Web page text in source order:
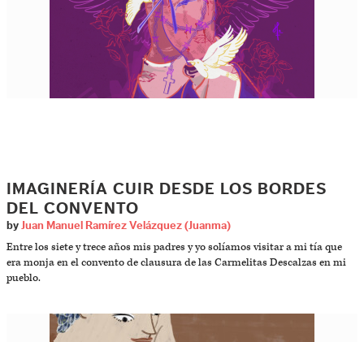
IMAGINERÍA CUIR DESDE LOS BORDES
DEL CONVENTO
by Juan Manuel Ramírez Velázquez (Juanma)
Entre los siete y trece años mis padres y yo solíamos visitar a mi tía que
era monja en el convento de clausura de las Carmelitas Descalzas en mi
pueblo.